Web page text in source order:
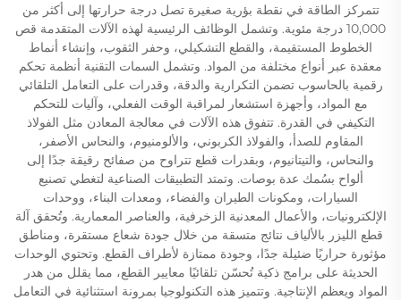
تتمركز الطاقة في نقطة بؤرية صغيرة تصل درجة حرارتها إلى أكثر من
10,000 درجة مئوية. وتشمل الوظائف الرئيسية لهذه الآلات المتقدمة قص
الخطوط المستقيمة، والقطع التشكيلي، وحفر الثقوب، وإنشاء أنماط
معقدة عبر أنواع مختلفة من المواد. وتشمل السمات التقنية أنظمة تحكم
رقمية بالحاسوب تضمن التكرارية والدقة، وقدرات على التعامل التلقائي
مع المواد، وأجهزة استشعار لمراقبة الوقت الفعلي، وآليات للتحكم
التكيفي في القدرة. تتفوق هذه الآلات في معالجة المعادن مثل الفولاذ
المقاوم للصدأ، والفولاذ الكربوني، والألومنيوم، والنحاس الأصفر،
والنحاس، والتيتانيوم، وبقدرات قطع تتراوح من صفائح رقيقة جدًا إلى
ألواح بسُمك عدة بوصات. وتمتد التطبيقات الصناعية لتغطي تصنيع
السيارات، ومكونات الطيران والفضاء، ومعدات البناء، ووحدات
الإلكترونيات، والأعمال المعدنية الزخرفية، والعناصر المعمارية. وتُحقق آلة
قطع الليزر بالألياف نتائج متسقة من خلال جودة شعاع مستقرة، ومناطق
مؤثورة حراريًا ضئيلة جدًا، وجودة ممتازة لأطراف القطع. وتحتوي الوحدات
الحديثة على برامج ذكية تُحسّن تلقائيًا معايير القطع، مما يقلل من هدر
المواد ويعظم الإنتاجية. وتتميز هذه التكنولوجيا بمرونة استثنائية في التعامل